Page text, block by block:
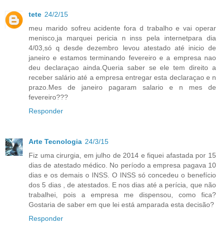
tete 24/2/15
meu marido sofreu acidente fora d trabalho e vai operar
menisco,ja marquei pericia n inss pela internetpara dia
4/03,só q desde dezembro levou atestado até inicio de
janeiro e estamos terminando fevereiro e a empresa nao
deu declaraçao ainda.Queria saber se ele tem direito a
receber salário até a empresa entregar esta declaraçao e n
prazo.Mes de janeiro pagaram salario e n mes de
fevereiro???
Responder
Arte Tecnologia 24/3/15
Fiz uma cirurgia, em julho de 2014 e fiquei afastada por 15
dias de atestado médico. No período a empresa pagava 10
dias e os demais o INSS. O INSS só concedeu o benefício
dos 5 dias , de atestados. E nos dias até a perícia, que não
trabalhei, pois a empresa me dispensou, como fica?
Gostaria de saber em que lei está amparada esta decisão?
Responder